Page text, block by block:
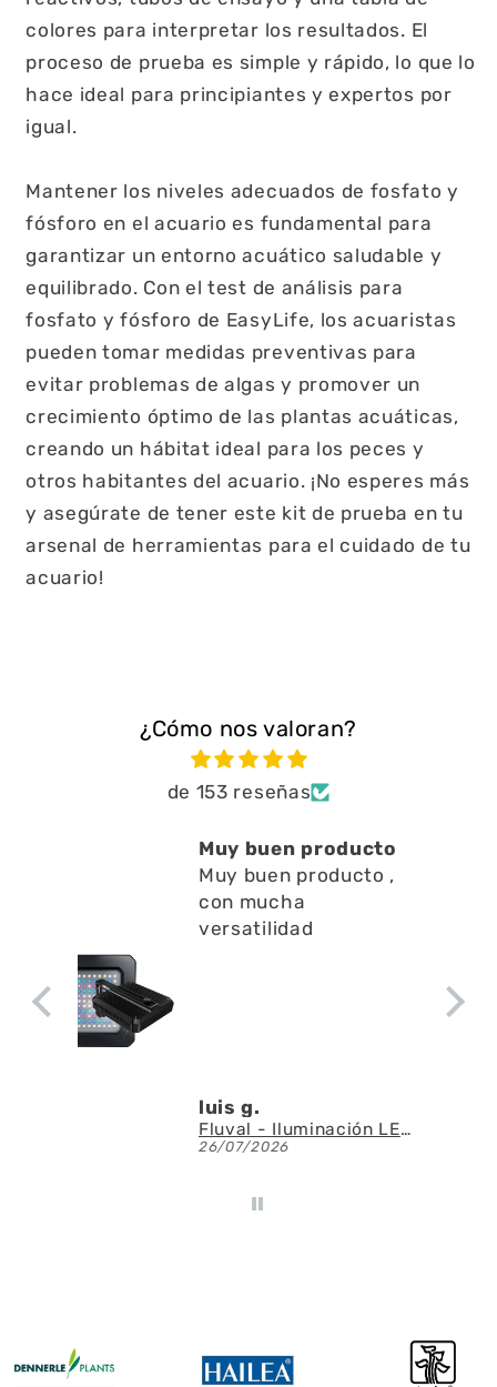
colores para interpretar los resultados. El
proceso de prueba es simple y rápido, lo que lo
hace ideal para principiantes y expertos por
igual.
Mantener los niveles adecuados de fosfato y
fósforo en el acuario es fundamental para
garantizar un entorno acuático saludable y
equilibrado. Con el test de análisis para
fosfato y fósforo de EasyLife, los acuaristas
pueden tomar medidas preventivas para
evitar problemas de algas y promover un
crecimiento óptimo de las plantas acuáticas,
creando un hábitat ideal para los peces y
otros habitantes del acuario. ¡No esperes más
y asegúrate de tener este kit de prueba en tu
arsenal de herramientas para el cuidado de tu
acuario!
¿Cómo nos valoran?
de 153 reseñas
Muy buen producto
Muy buen producto ,
con mucha
versatilidad
luis g.
Fluval - Iluminación LED Nano Reef 4.0 de 25W
26/07/2026